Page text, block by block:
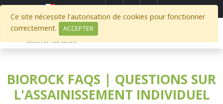
BIOROCK FAQS | QUESTIONS SUR
L'ASSAINISSEMENT INDIVIDUEL
Ce site nécessite l'autorisation de cookies pour fonctionner
correctement.
ACCEPTER